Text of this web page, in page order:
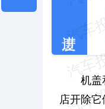
机
店开除